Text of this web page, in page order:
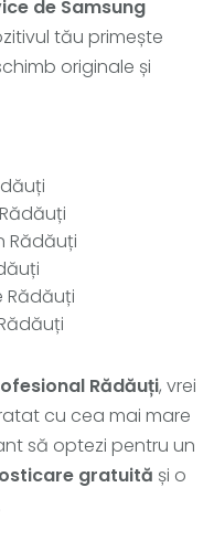
de Samsung
tău primește
originale și
Rădăuți
Rădăuți
Rădăuți, vrei
cu cea mai mare
să optezi pentru un
gratuită și o